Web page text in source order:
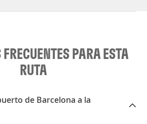
PARA ESTA
RUTA
de Barcelona a la